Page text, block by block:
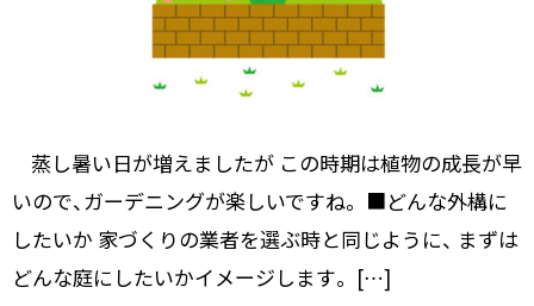
蒸し暑い日が増えましたが この時期は植物の成長が早
いので、ガーデニングが楽しいですね。 ■どんな外構に
したいか 家づくりの業者を選ぶ時と同じように、 まずは
どんな庭にしたいかイメージします。 […]